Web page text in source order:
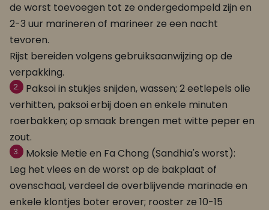
de worst toevoegen tot ze ondergedompeld zijn en
2-3 uur marineren of marineer ze een nacht
tevoren.
Rijst bereiden volgens gebruiksaanwijzing op de
verpakking.
2.
Paksoi in stukjes snijden, wassen; 2 eetlepels olie
verhitten, paksoi erbij doen en enkele minuten
roerbakken; op smaak brengen met witte peper en
zout.
3.
Moksie Metie en Fa Chong (Sandhia's worst):
Leg het vlees en de worst op de bakplaat of
ovenschaal, verdeel de overblijvende marinade en
enkele klontjes boter erover; rooster ze 10-15